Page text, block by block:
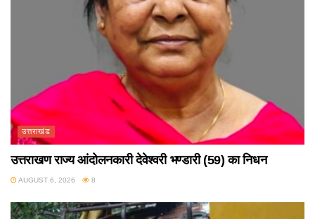
उत्तराखंड
उत्तराखण राज्य आंदोलनकारी देवेश्वरी भण्डारी (59) का निधन
AUGUST 6, 2026 8